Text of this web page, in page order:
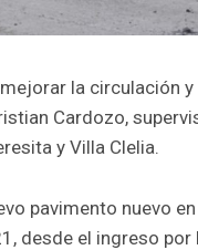
la circulación
Cardozo,
y Villa Clelia.
pavimento nuevo
desde el ingreso por